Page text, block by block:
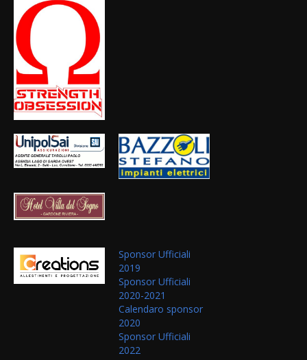
Sponsor Ufficiali
2019
Sponsor Ufficiali
2020-2021
Calendaro sponsor
2020
Sponsor Ufficiali
2022